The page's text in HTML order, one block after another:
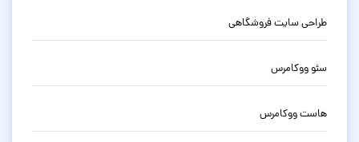
طراحی سایت فروشگاهی
سئو ووکامرس
هاست ووکامرس